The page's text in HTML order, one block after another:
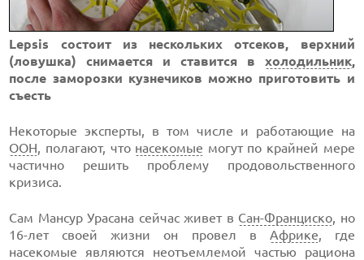
Lepsis состоит из нескольких отсеков, верхний
(ловушка) снимается и ставится в холодильник,
после заморозки кузнечиков можно приготовить и
съесть
Некоторые эксперты, в том числе и работающие на
ООН, полагают, что насекомые могут по крайней мере
частично решить проблему продовольственного
кризиса.
Сам Мансур Урасана сейчас живет в Сан-Франциско, но
16-лет своей жизни он провел в Африке, где
насекомые являются неотъемлемой частью рациона